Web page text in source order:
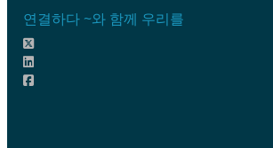
연결하다 ~와 함께 우리를